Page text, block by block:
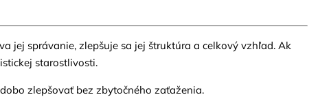
jej správanie, zlepšuje sa jej štruktúra a celkový vzhľad. Ak
starostlivosti.
zlepšovať bez zbytočného zaťaženia.